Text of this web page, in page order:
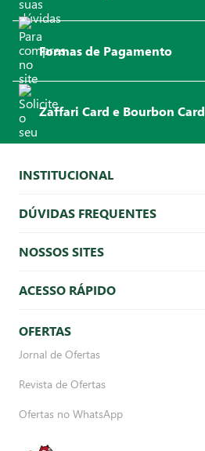
Formas de Pagamento
Zaffari Card e Bourbon Card
INSTITUCIONAL
DÚVIDAS FREQUENTES
NOSSOS SITES
ACESSO RÁPIDO
OFERTAS
Jornal de Ofertas
Revista de Ofertas
Ofertas no WhatsApp